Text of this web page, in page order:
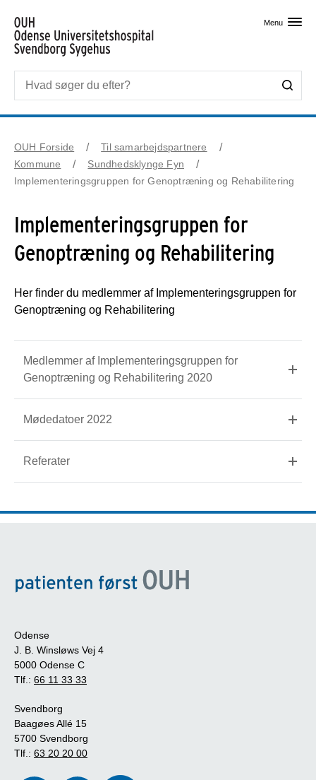
Menu
OUH Forside
Til samarbejdspartnere
Kommune
Sundhedsklynge Fyn
Implementeringsgruppen for Genoptræning og Rehabilitering
Implementeringsgruppen for
Genoptræning og Rehabilitering
Her finder du medlemmer af Implementeringsgruppen for
Genoptræning og Rehabilitering
Medlemmer af Implementeringsgruppen for
Genoptræning og Rehabilitering 2020
Mødedatoer 2022
Referater
Odense
J. B. Winsløws Vej 4
5000 Odense C
Tlf.: 66 11 33 33
Svendborg
Baagøes Allé 15
5700 Svendborg
Tlf.: 63 20 20 00